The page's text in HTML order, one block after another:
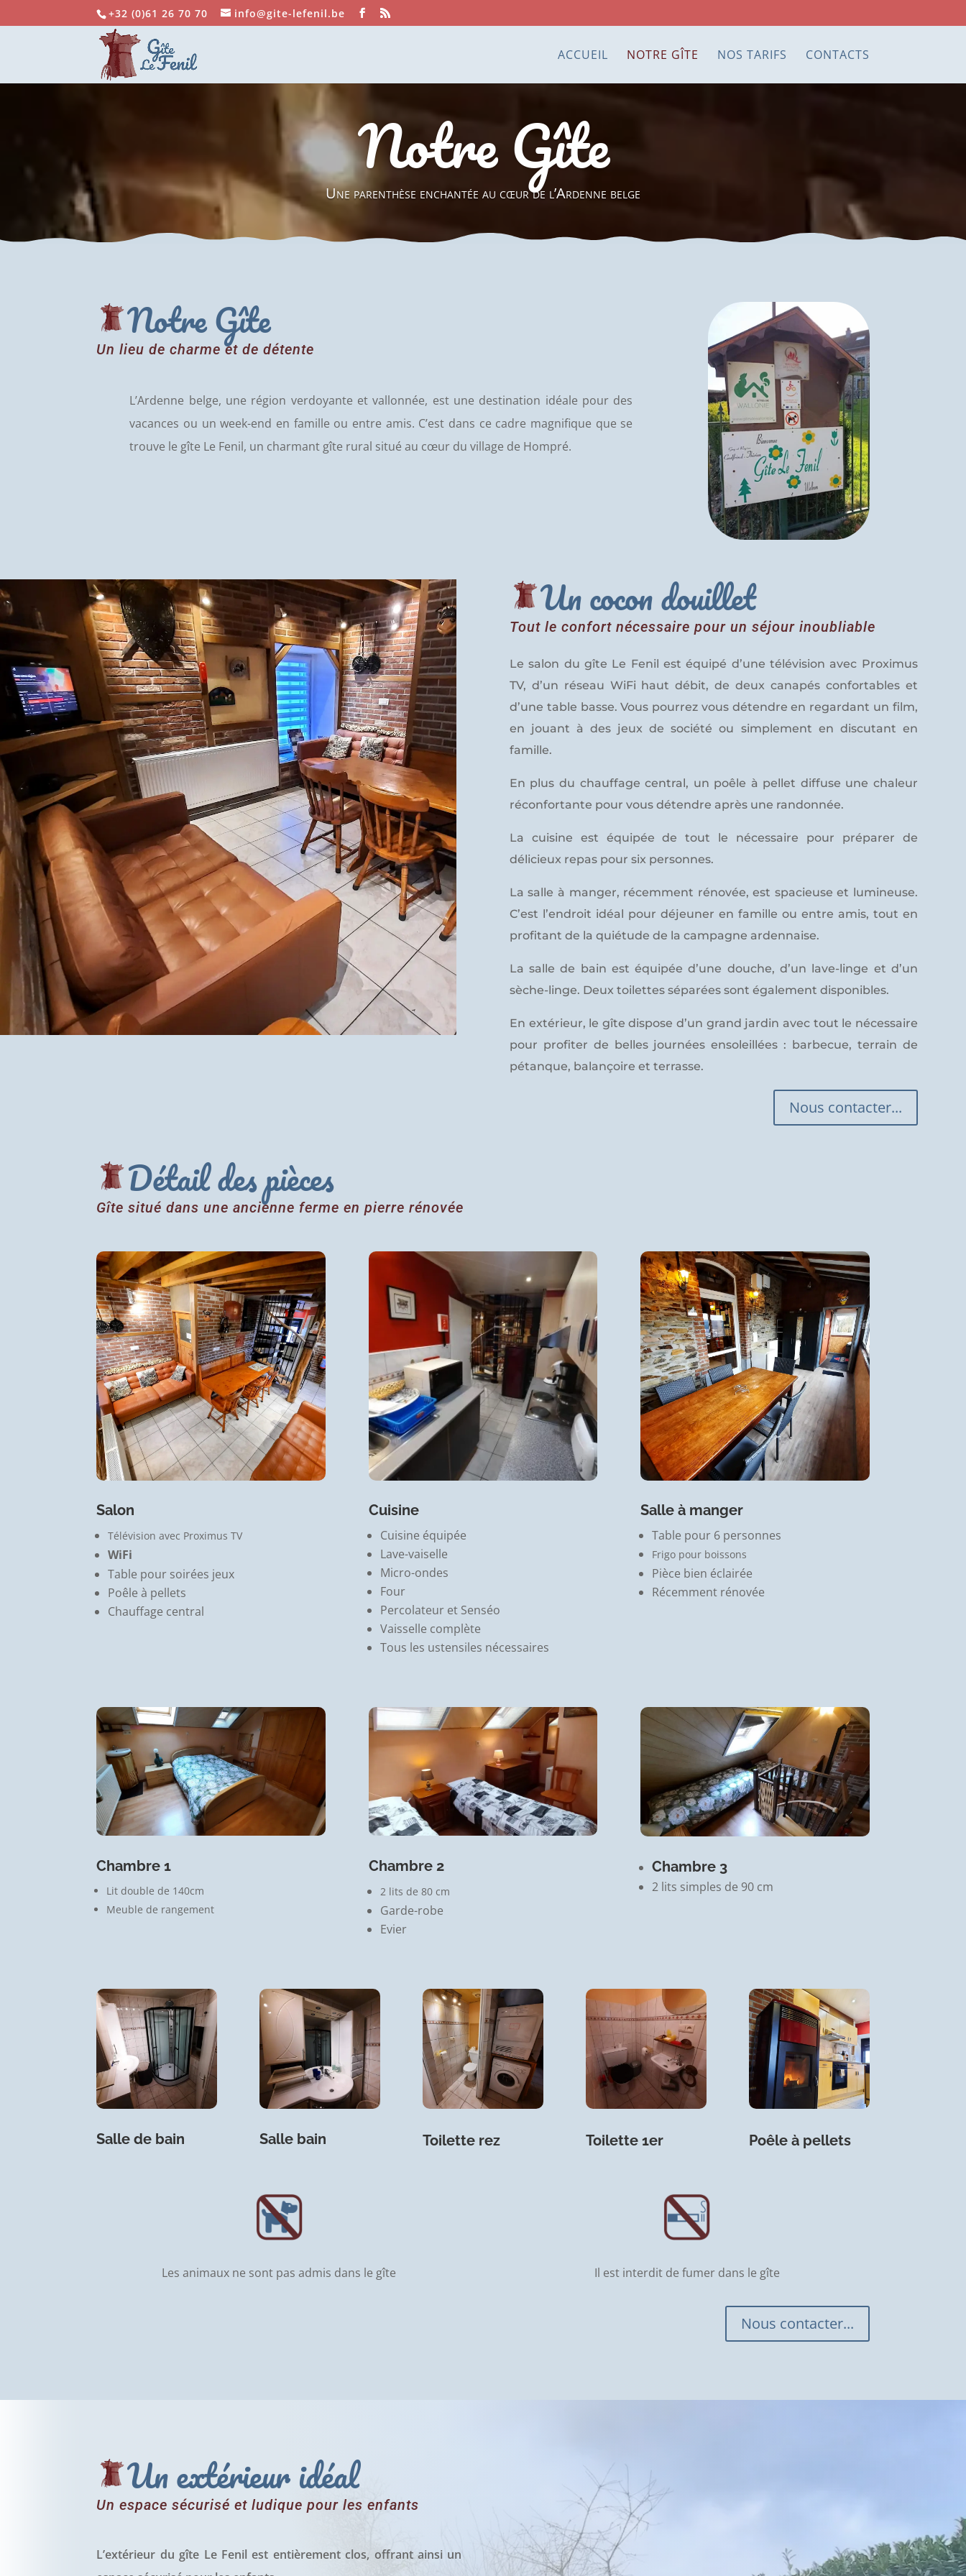
+32 (0)61 26 70 70 info@gite-lefenil.be
ACCUEIL NOTRE GÎTE NOS TARIFS CONTACTS
Notre Gîte
Une parenthèse enchantée au cœur de l’Ardenne belge
Notre Gîte
Un lieu de charme et de détente
L’Ardenne belge, une région verdoyante et vallonnée, est une destination idéale pour des
vacances ou un week-end en famille ou entre amis. C’est dans ce cadre magnifique que se
trouve le gîte Le Fenil, un charmant gîte rural situé au cœur du village de Hompré.
Un cocon douillet
Tout le confort nécessaire pour un séjour inoubliable
Le salon du gîte Le Fenil est équipé d’une télévision avec Proximus
TV, d’un réseau WiFi haut débit, de deux canapés confortables et
d’une table basse. Vous pourrez vous détendre en regardant un film,
en jouant à des jeux de société ou simplement en discutant en
famille.
En plus du chauffage central, un poêle à pellet diffuse une chaleur
réconfortante pour vous détendre après une randonnée.
La cuisine est équipée de tout le nécessaire pour préparer de
délicieux repas pour six personnes.
La salle à manger, récemment rénovée, est spacieuse et lumineuse.
C’est l’endroit idéal pour déjeuner en famille ou entre amis, tout en
profitant de la quiétude de la campagne ardennaise.
La salle de bain est équipée d’une douche, d’un lave-linge et d’un
sèche-linge. Deux toilettes séparées sont également disponibles.
En extérieur, le gîte dispose d’un grand jardin avec tout le nécessaire
pour profiter de belles journées ensoleillées : barbecue, terrain de
pétanque, balançoire et terrasse.
Nous contacter...
Détail des pièces
Gîte situé dans une ancienne ferme en pierre rénovée
Salon
Télévision avec Proximus TV
WiFi
Table pour soirées jeux
Poêle à pellets
Chauffage central
Cuisine
Cuisine équipée
Lave-vaiselle
Micro-ondes
Four
Percolateur et Senséo
Vaisselle complète
Tous les ustensiles nécessaires
Salle à manger
Table pour 6 personnes
Frigo pour boissons
Pièce bien éclairée
Récemment rénovée
Chambre 1
Lit double de 140cm
Meuble de rangement
Chambre 2
2 lits de 80 cm
Garde-robe
Evier
Chambre 3
2 lits simples de 90 cm
Salle de bain Salle bain Toilette rez Toilette 1er Poêle à pellets
Les animaux ne sont pas admis dans le gîte Il est interdit de fumer dans le gîte
Nous contacter...
Un extérieur idéal
Un espace sécurisé et ludique pour les enfants
L’extérieur du gîte Le Fenil est entièrement clos, offrant ainsi un